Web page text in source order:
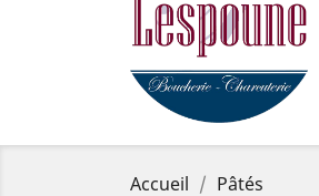
Accueil Pâtés